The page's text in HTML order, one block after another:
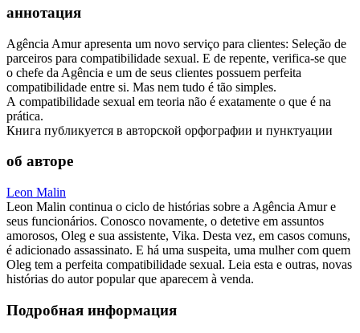
аннотация
Agência Amur apresenta um novo serviço para clientes: Seleção de
parceiros para compatibilidade sexual. E de repente, verifica-se que
o chefe da Agência e um de seus clientes possuem perfeita
compatibilidade entre si. Mas nem tudo é tão simples.
A compatibilidade sexual em teoria não é exatamente o que é na
prática.
Книга публикуется в авторской орфографии и пунктуации
об авторе
Leon Malin
Leon Malin continua o ciclo de histórias sobre a Agência Amur e
seus funcionários. Conosco novamente, o detetive em assuntos
amorosos, Oleg e sua assistente, Vika. Desta vez, em casos comuns,
é adicionado assassinato. E há uma suspeita, uma mulher com quem
Oleg tem a perfeita compatibilidade sexual. Leia esta e outras, novas
histórias do autor popular que aparecem à venda.
Подробная информация